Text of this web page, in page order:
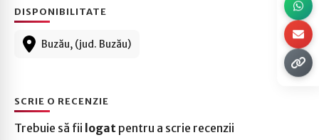
DISPONIBILITATE
Buzău, (jud. Buzău)
SCRIE O RECENZIE
Trebuie să fii logat pentru a scrie recenzii